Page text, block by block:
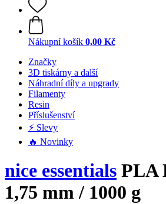
Nákupní košík 0,00 Kč
Značky
3D tiskárny a další
Náhradní díly a upgrady
Filamenty
Resin
Příslušenství
⚡ Slevy
🔥 Novinky
nice essentials PLA
1,75 mm / 1000 g